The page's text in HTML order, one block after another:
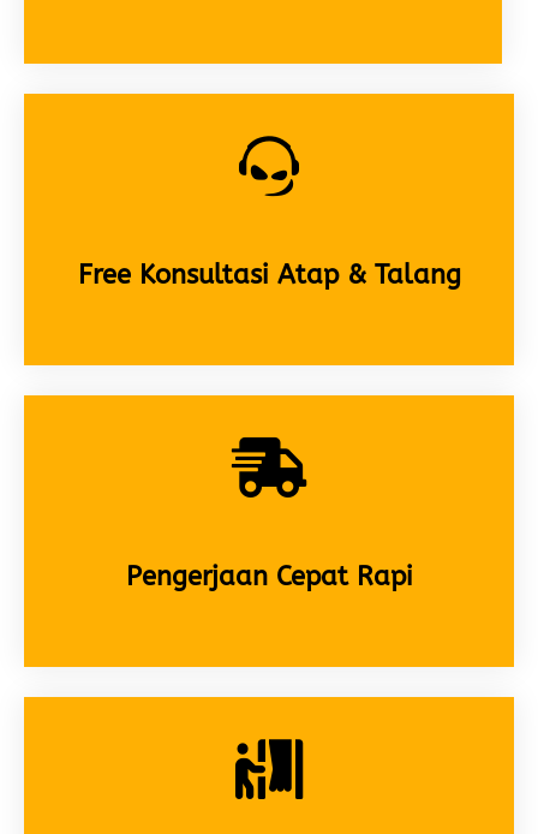
Free Konsultasi Atap & Talang
Pengerjaan Cepat Rapi